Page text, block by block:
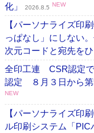
化」
2026.8.5 NEW
【パーソナライズ印
っぱなし」にしない
次元コードと宛先を
全印工連 CSR認定で
認定 ８月３日から第
NEW
【パーソナライズ印
ル印刷システム「